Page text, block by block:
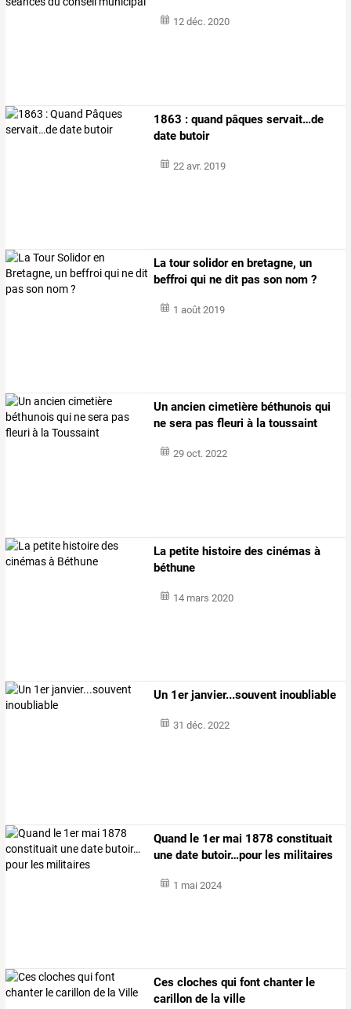
12 déc. 2020
1863 : quand pâques servait…de
date butoir
22 avr. 2019
La tour solidor en bretagne, un
beffroi qui ne dit pas son nom ?
1 août 2019
Un ancien cimetière béthunois qui
ne sera pas fleuri à la toussaint
29 oct. 2022
La petite histoire des cinémas à
béthune
14 mars 2020
Un 1er janvier...souvent inoubliable
31 déc. 2022
Quand le 1er mai 1878 constituait
une date butoir…pour les militaires
1 mai 2024
Ces cloches qui font chanter le
carillon de la ville